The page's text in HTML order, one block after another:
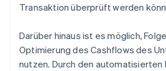
Transaktion überprüft werden
Darüber hinaus ist es möglich,
Optimierung des Cashflows des
nutzen. Durch den